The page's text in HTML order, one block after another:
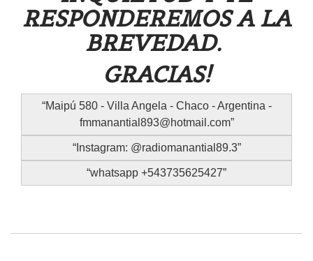
RESPONDEREMOS A LA
BREVEDAD.
GRACIAS!
Maipú 580 - Villa Angela - Chaco - Argentina -
fmmanantial893@hotmail.com
Instagram: @radiomanantial89.3
whatsapp +543735625427